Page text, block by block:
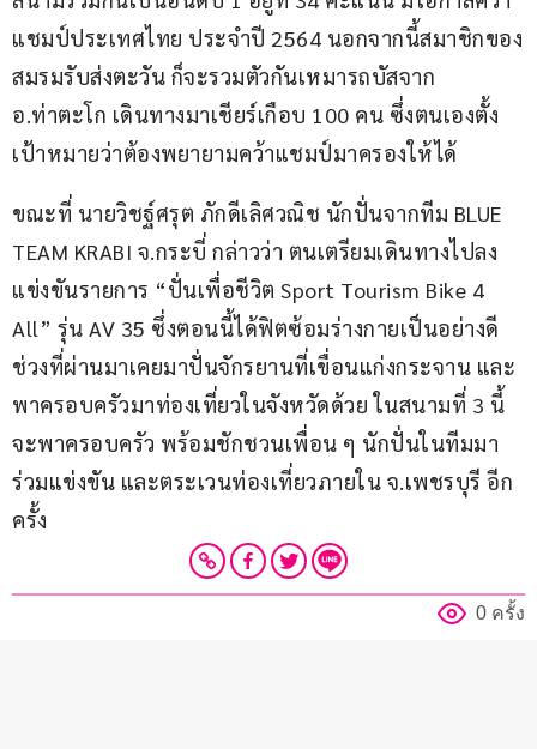
แชมป์ประเทศไทย ประจำปี 2564 นอกจากนี้สมาชิกของ
สมรมรับส่งตะวัน ก็จะรวมตัวกันเหมารถบัสจาก
อ.ท่าตะโก เดินทางมาเชียร์เกือบ 100 คน ซึ่งตนเองตั้ง
เป้าหมายว่าต้องพยายามคว้าแชมป์มาครองให้ได้
ขณะที่ นายวิชฐ์ศรุต ภักดีเลิศวณิช นักปั่นจากทีม BLUE
TEAM KRABI จ.กระบี่ กล่าวว่า ตนเตรียมเดินทางไปลง
แข่งขันรายการ “ปั่นเพื่อชีวิต Sport Tourism Bike 4
All” รุ่น AV 35 ซึ่งตอนนี้ได้ฟิตซ้อมร่างกายเป็นอย่างดี
ช่วงที่ผ่านมาเคยมาปั่นจักรยานที่เขื่อนแก่งกระจาน และ
พาครอบครัวมาท่องเที่ยวในจังหวัดด้วย ในสนามที่ 3 นี้
จะพาครอบครัว พร้อมชักชวนเพื่อน ๆ นักปั่นในทีมมา
ร่วมแข่งขัน และตระเวนท่องเที่ยวภายใน จ.เพชรบุรี อีก
ครั้ง
0 ครั้ง